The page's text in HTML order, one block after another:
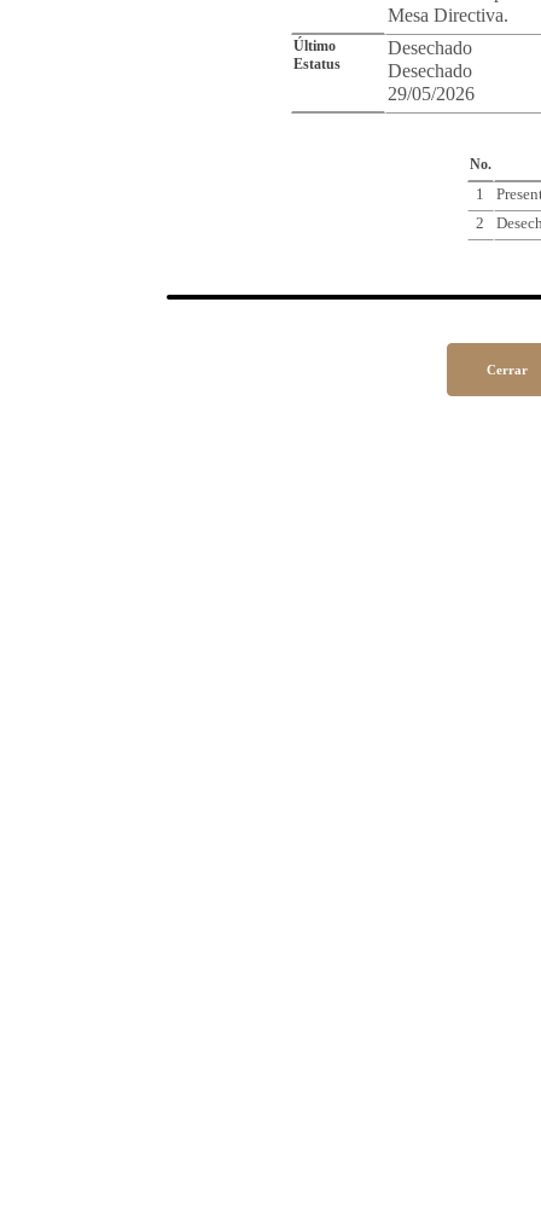
Mesa Directiva.
Último
Estatus
Desechado
Desechado
29/05/2026
No.
1
2
Cerrar